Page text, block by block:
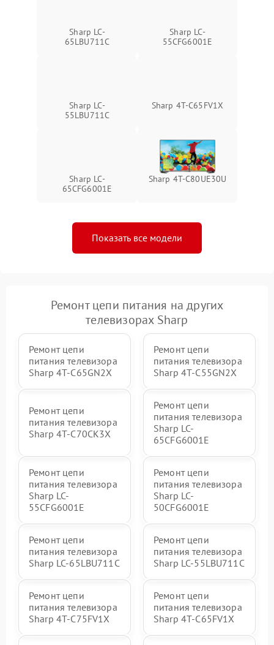
Sharp LC-
65LBU711C
Sharp LC-
55CFG6001E
Sharp LC-
55LBU711C
Sharp 4T-C65FV1X
Sharp LC-
65CFG6001E
Sharp 4T-C80UE30U
Показать все модели
Ремонт цепи питания на других
телевизорах Sharp
Ремонт цепи
питания телевизора
Sharp 4T-C65GN2X
Ремонт цепи
питания телевизора
Sharp 4T-C55GN2X
Ремонт цепи
питания телевизора
Sharp 4T-C70CK3X
Ремонт цепи
питания телевизора
Sharp LC-
65CFG6001E
Ремонт цепи
питания телевизора
Sharp LC-
55CFG6001E
Ремонт цепи
питания телевизора
Sharp LC-
50CFG6001E
Ремонт цепи
питания телевизора
Sharp LC-65LBU711C
Ремонт цепи
питания телевизора
Sharp LC-55LBU711C
Ремонт цепи
питания телевизора
Sharp 4T-C75FV1X
Ремонт цепи
питания телевизора
Sharp 4T-C65FV1X